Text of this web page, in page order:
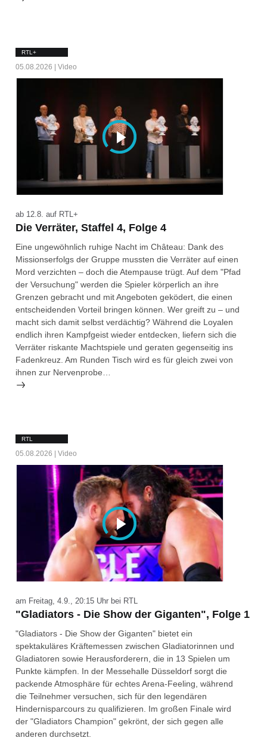
RTL+
05.08.2026 | Video
ab 12.8. auf RTL+
Die Verräter, Staffel 4, Folge 4
Eine ungewöhnlich ruhige Nacht im Château: Dank des
Missionserfolgs der Gruppe mussten die Verräter auf einen
Mord verzichten – doch die Atempause trügt. Auf dem "Pfad
der Versuchung" werden die Spieler körperlich an ihre
Grenzen gebracht und mit Angeboten geködert, die einen
entscheidenden Vorteil bringen können. Wer greift zu – und
macht sich damit selbst verdächtig? Während die Loyalen
endlich ihren Kampfgeist wieder entdecken, liefern sich die
Verräter riskante Machtspiele und geraten gegenseitig ins
Fadenkreuz. Am Runden Tisch wird es für gleich zwei von
ihnen zur Nervenprobe…
RTL
05.08.2026 | Video
am Freitag, 4.9., 20:15 Uhr bei RTL
"Gladiators - Die Show der Giganten", Folge 1
"Gladiators - Die Show der Giganten" bietet ein
spektakuläres Kräftemessen zwischen Gladiatorinnen und
Gladiatoren sowie Herausforderern, die in 13 Spielen um
Punkte kämpfen. In der Messehalle Düsseldorf sorgt die
packende Atmosphäre für echtes Arena-Feeling, während
die Teilnehmer versuchen, sich für den legendären
Hindernisparcours zu qualifizieren. Im großen Finale wird
der "Gladiators Champion" gekrönt, der sich gegen alle
anderen durchsetzt.